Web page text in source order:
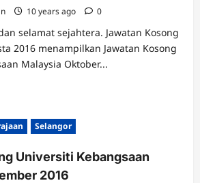
10 years ago 0
selamat sejahtera. Jawatan Kosong
2016 menampilkan Jawatan Kosong
Malaysia Oktober...
Selangor
Universiti Kebangsaan
2016